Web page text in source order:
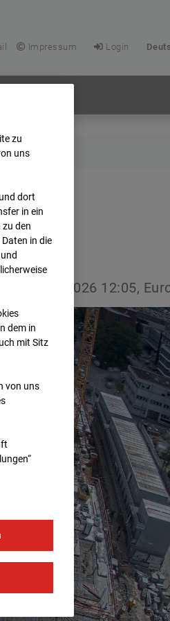
Impressum Login
03.06.2026 12:05,
zu
uns
dort
in ein
zu den
in die
dem in
mit Sitz
von uns